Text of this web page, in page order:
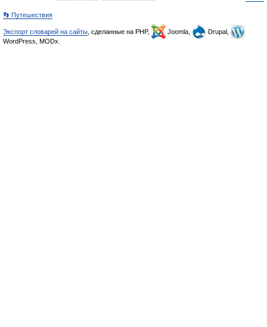
👣 Путешествия
Экспорт словарей на сайты , сделанные на PHP, Joomla,
Drupal,
WordPress, MODx.